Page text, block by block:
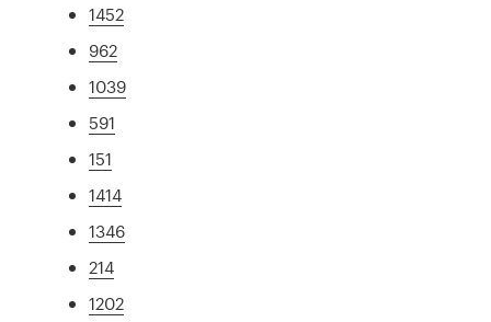
1452
962
1039
591
151
1414
1346
214
1202